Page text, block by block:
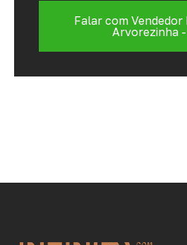
Falar com
Arvorezinha -